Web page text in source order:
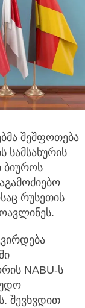
შეშფოთება
სამსახურის
ბიუროს
რუსეთის
NABU-ს
შევხვდით